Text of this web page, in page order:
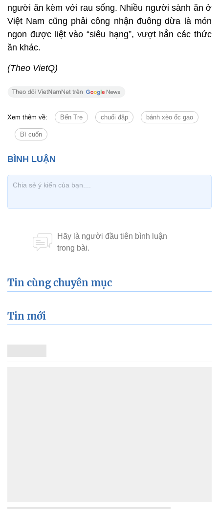
người ăn kèm với rau sống. Nhiều người sành ăn ở
Việt Nam cũng phải công nhận đuông dừa là món
ngon được liệt vào “siêu hạng”, vượt hẳn các thức
ăn khác.
(Theo VietQ)
Xem thêm về: Bến Tre chuối đập bánh xèo ốc gạo
Bì cuốn
Tin cùng chuyên mục
Tin mới